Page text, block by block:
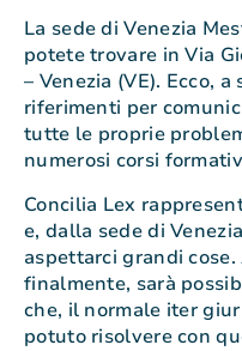
La sede di Venezia
potete trovare in Via
– Venezia (VE). Ecco,
riferimenti per
tutte le proprie
numerosi corsi
Concilia Lex
e, dalla sede di
aspettarci grandi
finalmente, sarà
che, il normale iter
potuto risolvere con